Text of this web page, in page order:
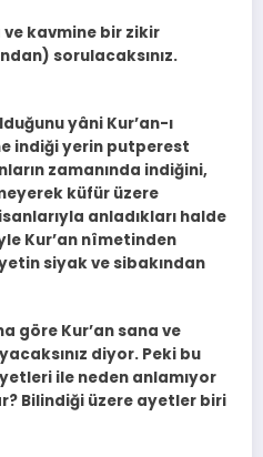
ve kavmine bir zikir
sorulacaksınız.
yâni Kur’an-ı
indiği yerin putperest
zamanında indiğini,
küfür üzere
anladıkları halde
Kur’an nîmetinden
siyak ve sibakından
göre Kur’an sana ve
diyor. Peki bu
ile neden anlamıyor
Bilindiği üzere ayetler biri